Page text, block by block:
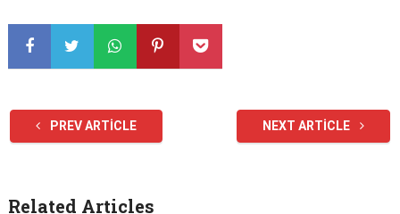
PREV ARTICLE NEXT ARTICLE
Related Articles